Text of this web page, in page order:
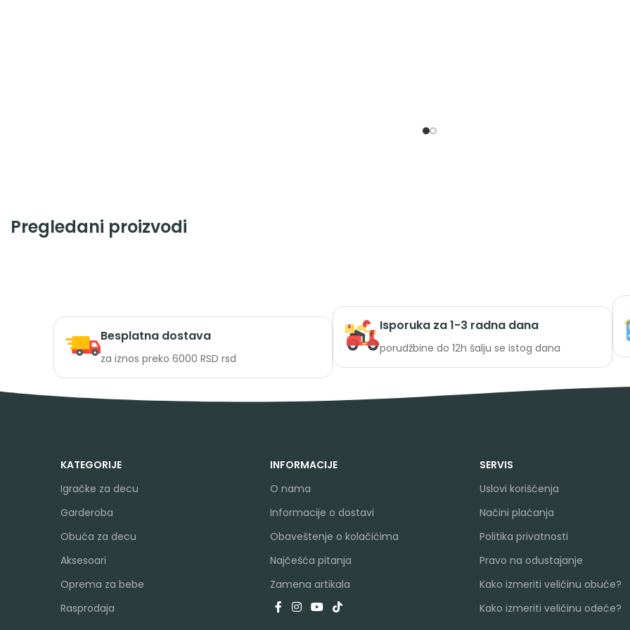
Pregledani proizvodi
Besplatna dostava
za iznos preko 6000 RSD rsd
Isporuka za 1-3 radna dana
porudžbine do 12h šalju se istog dana
KATEGORIJE
Igračke za decu
Garderoba
Obuća za decu
Aksesoari
Oprema za bebe
Rasprodaja
INFORMACIJE
O nama
Informacije o dostavi
Obaveštenje o kolačićima
Najčešća pitanja
Zamena artikala
SERVIS
Uslovi korišćenja
Načini plaćanja
Politika privatnosti
Pravo na odustajanje
Kako izmeriti veličinu obuće?
Kako izmeriti veličinu odeće?